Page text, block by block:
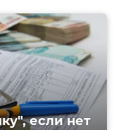
если нет